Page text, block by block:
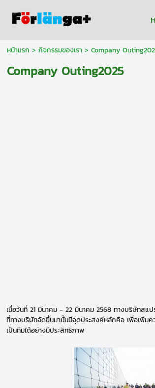
หน้าแรก > กิจกรรมของเรา> Company
Company Outing2025
เมื่อวันที่ 21 มีนาคม - 22 มีนาคม 2568 ทางบริษัทสแ
ที่ทางบริษัทจัดขึ้นมานั้นมีจุดประสงค์หลักคือ เพื่อเพิ่มค
เป็นทีมได้อย่างมีประสิทธิภาพ